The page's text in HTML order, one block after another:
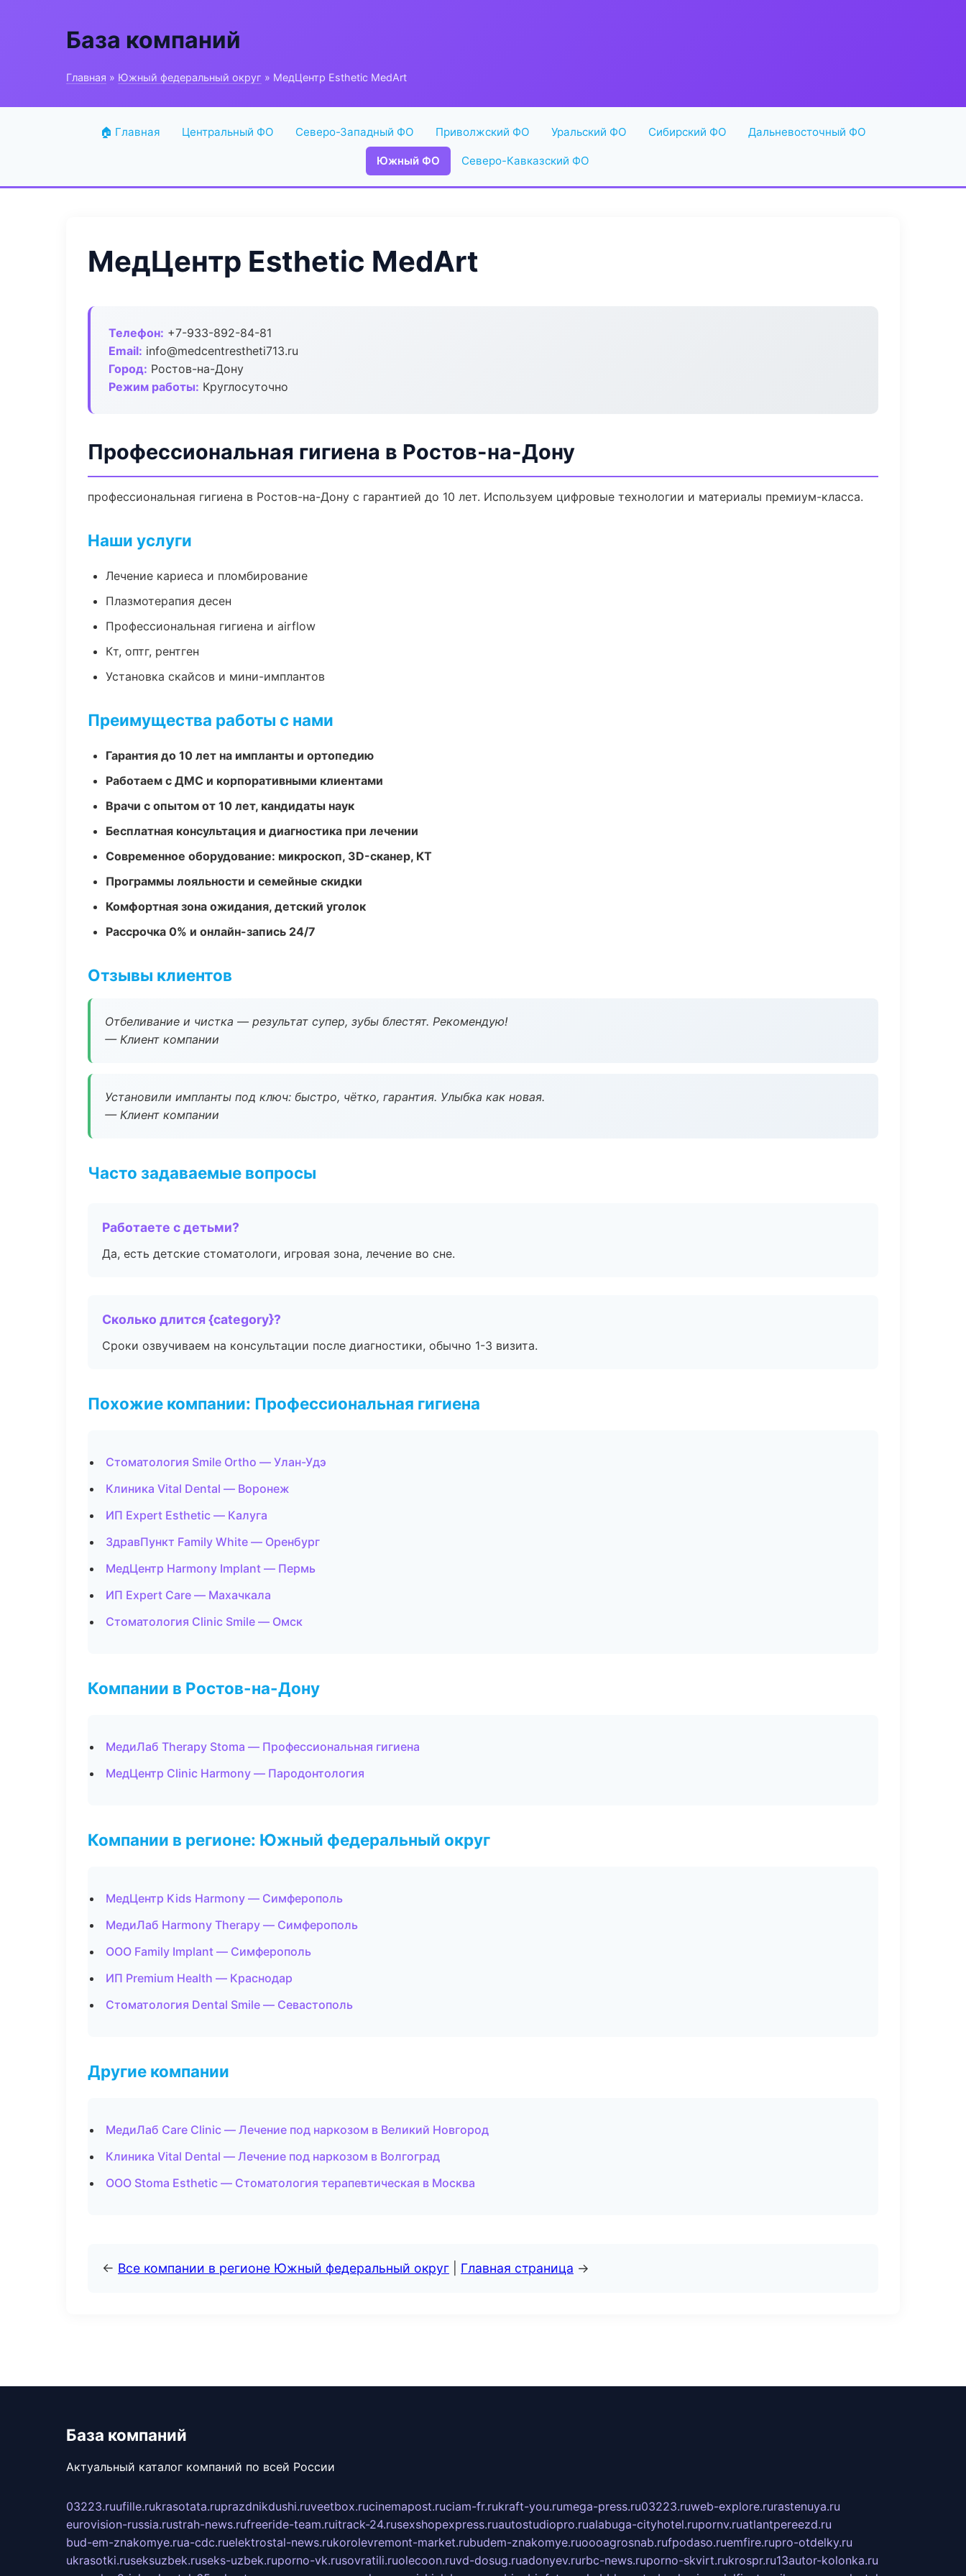
База компаний
Главная » Южный федеральный округ » МедЦентр Esthetic MedArt
🏠 Главная Центральный ФО Северо-Западный ФО Приволжский ФО Уральский ФО Сибирский ФО Дальневосточный ФО
Южный ФО Северо-Кавказский ФО
МедЦентр Esthetic MedArt
Телефон: +7-933-892-84-81
Email: info@medcentrestheti713.ru
Город: Ростов-на-Дону
Режим работы: Круглосуточно
Профессиональная гигиена в Ростов-на-Дону
профессиональная гигиена в Ростов-на-Дону с гарантией до 10 лет. Используем цифровые технологии и материалы премиум-класса.
Наши услуги
Лечение кариеса и пломбирование
Плазмотерапия десен
Профессиональная гигиена и airflow
Кт, оптг, рентген
Установка скайсов и мини-имплантов
Преимущества работы с нами
Гарантия до 10 лет на импланты и ортопедию
Работаем с ДМС и корпоративными клиентами
Врачи с опытом от 10 лет, кандидаты наук
Бесплатная консультация и диагностика при лечении
Современное оборудование: микроскоп, 3D-сканер, КТ
Программы лояльности и семейные скидки
Комфортная зона ожидания, детский уголок
Рассрочка 0% и онлайн-запись 24/7
Отзывы клиентов
Отбеливание и чистка — результат супер, зубы блестят. Рекомендую!
— Клиент компании
Установили импланты под ключ: быстро, чётко, гарантия. Улыбка как новая.
— Клиент компании
Часто задаваемые вопросы
Работаете с детьми?
Да, есть детские стоматологи, игровая зона, лечение во сне.
Сколько длится {category}?
Сроки озвучиваем на консультации после диагностики, обычно 1-3 визита.
Похожие компании: Профессиональная гигиена
Стоматология Smile Ortho — Улан-Удэ
Клиника Vital Dental — Воронеж
ИП Expert Esthetic — Калуга
ЗдравПункт Family White — Оренбург
МедЦентр Harmony Implant — Пермь
ИП Expert Care — Махачкала
Стоматология Clinic Smile — Омск
Компании в Ростов-на-Дону
МедиЛаб Therapy Stoma — Профессиональная гигиена
МедЦентр Clinic Harmony — Пародонтология
Компании в регионе: Южный федеральный округ
МедЦентр Kids Harmony — Симферополь
МедиЛаб Harmony Therapy — Симферополь
ООО Family Implant — Симферополь
ИП Premium Health — Краснодар
Стоматология Dental Smile — Севастополь
Другие компании
МедиЛаб Care Clinic — Лечение под наркозом в Великий Новгород
Клиника Vital Dental — Лечение под наркозом в Волгоград
ООО Stoma Esthetic — Стоматология терапевтическая в Москва
← Все компании в регионе Южный федеральный округ Главная страница →
База компаний
Актуальный каталог компаний по всей России
03223.ruufille.rukrasotata.ruprazdnikdushi.ruveetbox.rucinemapost.ruciam-fr.rukraft-you.rumega-press.ru03223.ruweb-explore.rurastenuya.ru
eurovision-russia.rustrah-news.rufreeride-team.ruitrack-24.rusexshopexpress.ruautostudiopro.rualabuga-cityhotel.rupornv.ruatlantpereezd.ru
bud-em-znakomye.rua-cdc.ruelektrostal-news.rukorolevremont-market.rubudem-znakomye.ruoooagrosnab.rufpodaso.ruemfire.rupro-otdelky.ru
ukrasotki.ruseksuzbek.ruseks-uzbek.ruporno-vk.rusovratili.ruolecoon.ruvd-dosug.ruadonyev.rurbc-news.ruporno-skvirt.rukrospr.ru13autor-kolonka.ru